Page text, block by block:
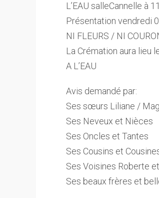
L’EAU salleCannelle à
Présentation vendredi
NI FLEURS / NI
La Crémation aura lieu
A L’EAU
Avis demandé par:
Ses sœurs Liliane /
Ses Neveux et Nièces
Ses Oncles et Tantes
Ses Cousins et
Ses Voisines Roberte
Ses beaux frères et